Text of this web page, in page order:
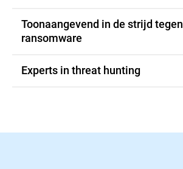
Toonaangevend in de strijd tegen
ransomware
Experts in threat hunting